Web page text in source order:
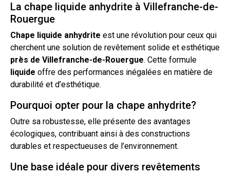
La chape liquide anhydrite à Villefranche-de-
Rouergue
Chape liquide anhydrite est une révolution pour ceux qui
cherchent une solution de revêtement solide et esthétique
près de Villefranche-de-Rouergue. Cette formule
liquide offre des performances inégalées en matière de
durabilité et d’esthétique.
Pourquoi opter pour la chape anhydrite?
Outre sa robustesse, elle présente des avantages
écologiques, contribuant ainsi à des constructions
durables et respectueuses de l’environnement.
Une base idéale pour divers revêtements